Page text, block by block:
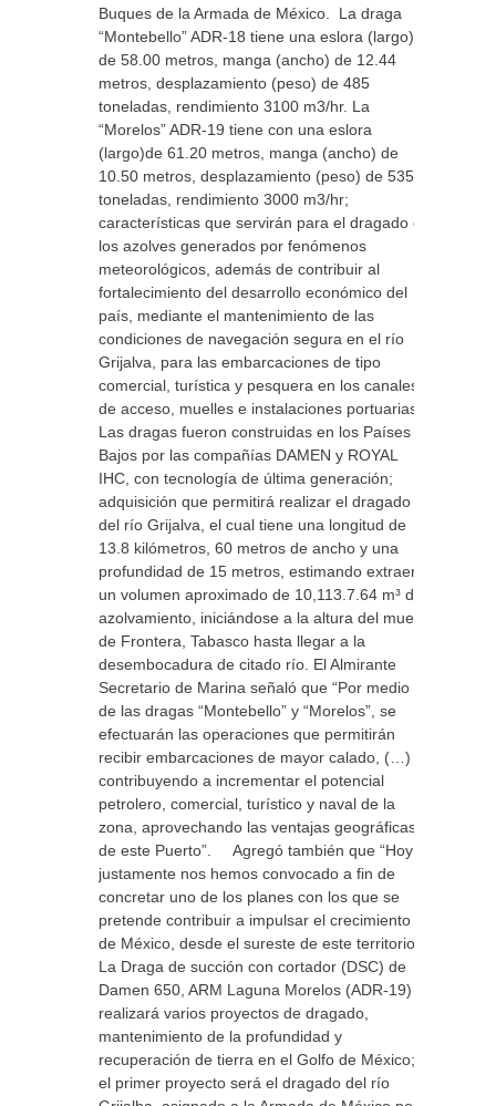
Buques de la Armada de México. La draga
“Montebello” ADR-18 tiene una eslora (largo)
de 58.00 metros, manga (ancho) de 12.44
metros, desplazamiento (peso) de 485
toneladas, rendimiento 3100 m3/hr. La
“Morelos” ADR-19 tiene con una eslora
(largo)de 61.20 metros, manga (ancho) de
10.50 metros, desplazamiento (peso) de 535
toneladas, rendimiento 3000 m3/hr;
características que servirán para el dragado en
los azolves generados por fenómenos
meteorológicos, además de contribuir al
fortalecimiento del desarrollo económico del
país, mediante el mantenimiento de las
condiciones de navegación segura en el río
Grijalva, para las embarcaciones de tipo
comercial, turística y pesquera en los canales
de acceso, muelles e instalaciones portuarias.
Las dragas fueron construidas en los Países
Bajos por las compañías DAMEN y ROYAL
IHC, con tecnología de última generación;
adquisición que permitirá realizar el dragado
del río Grijalva, el cual tiene una longitud de
13.8 kilómetros, 60 metros de ancho y una
profundidad de 15 metros, estimando extraer
un volumen aproximado de 10,113.7.64 m³ de
azolvamiento, iniciándose a la altura del muelle
de Frontera, Tabasco hasta llegar a la
desembocadura de citado río. El Almirante
Secretario de Marina señaló que “Por medio
de las dragas “Montebello” y “Morelos”, se
efectuarán las operaciones que permitirán
recibir embarcaciones de mayor calado, (…)
contribuyendo a incrementar el potencial
petrolero, comercial, turístico y naval de la
zona, aprovechando las ventajas geográficas
de este Puerto”. Agregó también que “Hoy
justamente nos hemos convocado a fin de
concretar uno de los planes con los que se
pretende contribuir a impulsar el crecimiento
de México, desde el sureste de este territorio”.
La Draga de succión con cortador (DSC) de
Damen 650, ARM Laguna Morelos (ADR-19)
realizará varios proyectos de dragado,
mantenimiento de la profundidad y
recuperación de tierra en el Golfo de México;
el primer proyecto será el dragado del río